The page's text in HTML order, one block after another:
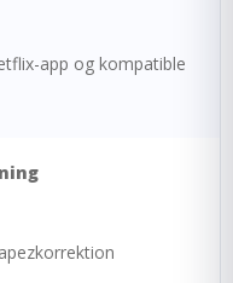
app og kompatible